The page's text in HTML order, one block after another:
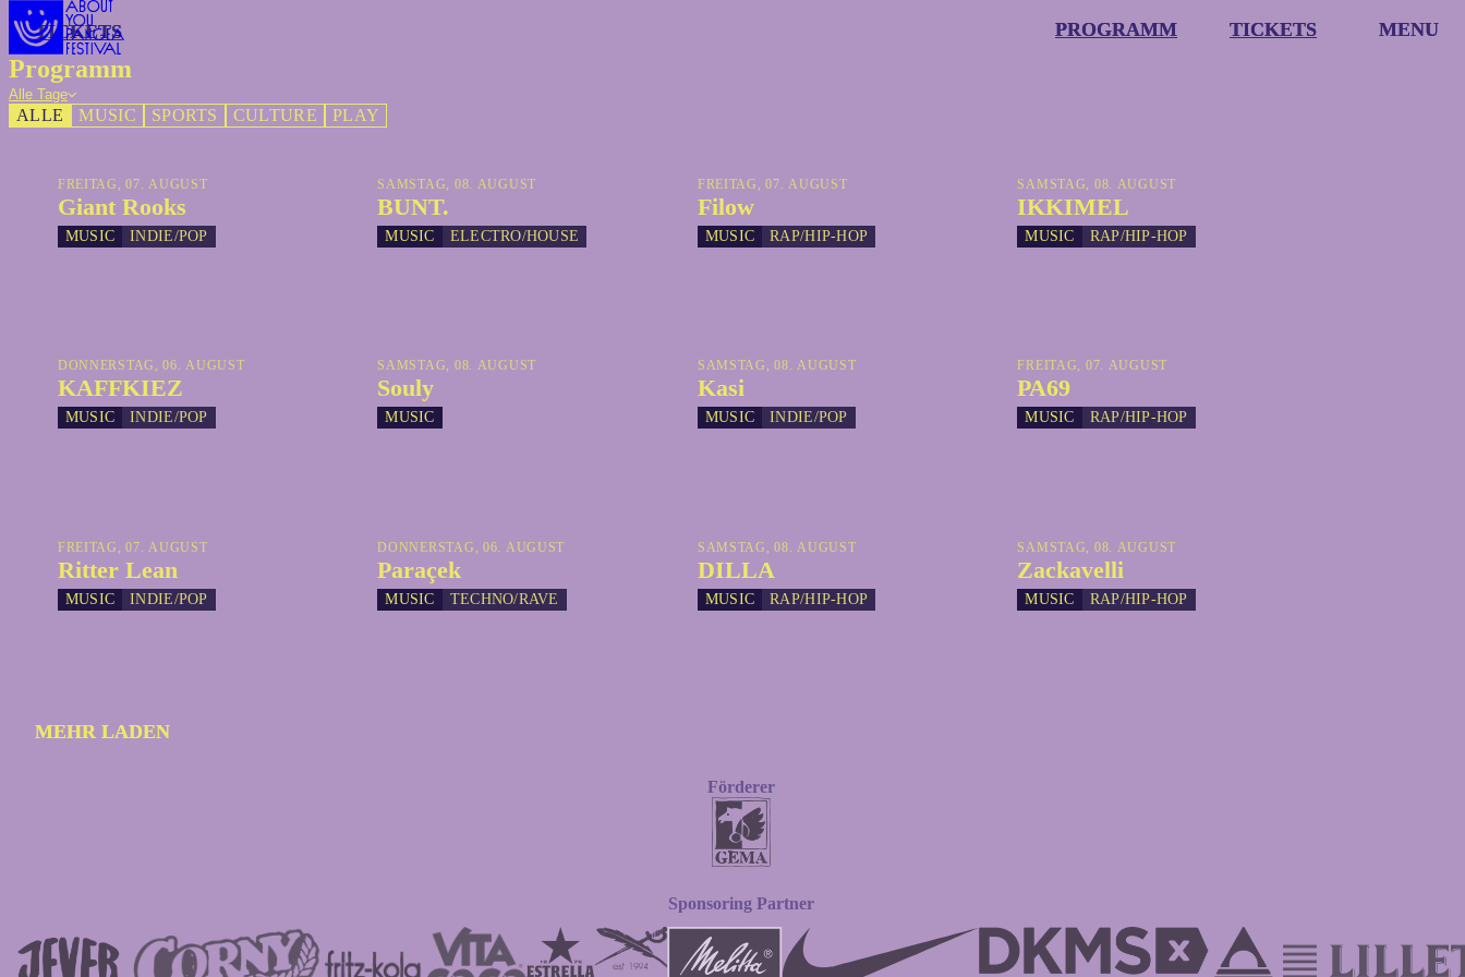
PROGRAMM
PROGRAMM TICKETS
TICKETS MENU
MENU
TICKETS
TICKETS
Programm
Alle Tage
ALLE MUSIC SPORTS CULTURE PLAY
FREITAG, 07. AUGUST
Giant Rooks
MUSIC INDIE/POP
SAMSTAG, 08. AUGUST
BUNT.
MUSIC ELECTRO/HOUSE
FREITAG, 07. AUGUST
Filow
MUSIC RAP/HIP-HOP
SAMSTAG, 08. AUGUST
IKKIMEL
MUSIC RAP/HIP-HOP
DONNERSTAG, 06. AUGUST
KAFFKIEZ
MUSIC INDIE/POP
SAMSTAG, 08. AUGUST
Souly
MUSIC
SAMSTAG, 08. AUGUST
Kasi
MUSIC INDIE/POP
FREITAG, 07. AUGUST
PA69
MUSIC RAP/HIP-HOP
FREITAG, 07. AUGUST
Ritter Lean
MUSIC INDIE/POP
DONNERSTAG, 06. AUGUST
Paraçek
MUSIC TECHNO/RAVE
SAMSTAG, 08. AUGUST
DILLA
MUSIC RAP/HIP-HOP
SAMSTAG, 08. AUGUST
Zackavelli
MUSIC RAP/HIP-HOP
MEHR LADEN
MEHR LADEN
Förderer
Sponsoring Partner